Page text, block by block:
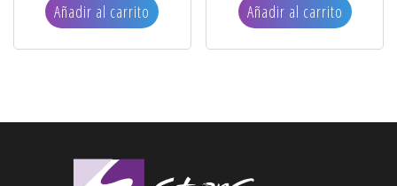
Añadir al carrito Añadir al carrito